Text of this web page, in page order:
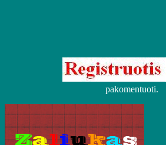
pakomentuoti.